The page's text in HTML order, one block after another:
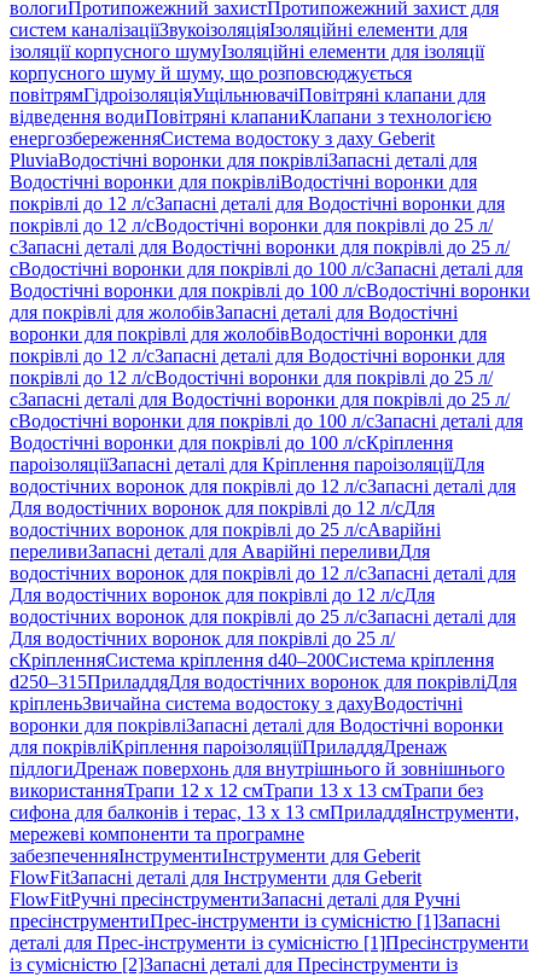
вологиПротипожежний захистПротипожежний захист для
систем каналізаціїЗвукоізоляціяІзоляційні елементи для
ізоляції корпусного шумуІзоляційні елементи для ізоляції
корпусного шуму й шуму, що розповсюджується
повітрямГідроізоляціяУщільнювачіПовітряні клапани для
відведення водиПовітряні клапаниКлапани з технологією
енергозбереженняСистема водостоку з даху Geberit
PluviaВодостічні воронки для покрівліЗапасні деталі для
Водостічні воронки для покрівліВодостічні воронки для
покрівлі до 12 л/сЗапасні деталі для Водостічні воронки для
покрівлі до 12 л/сВодостічні воронки для покрівлі до 25 л/
сЗапасні деталі для Водостічні воронки для покрівлі до 25 л/
сВодостічні воронки для покрівлі до 100 л/сЗапасні деталі для
Водостічні воронки для покрівлі до 100 л/сВодостічні воронки
для покрівлі для жолобівЗапасні деталі для Водостічні
воронки для покрівлі для жолобівВодостічні воронки для
покрівлі до 12 л/сЗапасні деталі для Водостічні воронки для
покрівлі до 12 л/сВодостічні воронки для покрівлі до 25 л/
сЗапасні деталі для Водостічні воронки для покрівлі до 25 л/
сВодостічні воронки для покрівлі до 100 л/сЗапасні деталі для
Водостічні воронки для покрівлі до 100 л/сКріплення
пароізоляціїЗапасні деталі для Кріплення пароізоляціїДля
водостічних воронок для покрівлі до 12 л/сЗапасні деталі для
Для водостічних воронок для покрівлі до 12 л/сДля
водостічних воронок для покрівлі до 25 л/сАварійні
переливиЗапасні деталі для Аварійні переливиДля
водостічних воронок для покрівлі до 12 л/сЗапасні деталі для
Для водостічних воронок для покрівлі до 12 л/сДля
водостічних воронок для покрівлі до 25 л/сЗапасні деталі для
Для водостічних воронок для покрівлі до 25 л/
сКріпленняСистема кріплення d40–200Система кріплення
d250–315ПриладдяДля водостічних воронок для покрівліДля
кріпленьЗвичайна система водостоку з дахуВодостічні
воронки для покрівліЗапасні деталі для Водостічні воронки
для покрівліКріплення пароізоляціїПриладдяДренаж
підлогиДренаж поверхонь для внутрішнього й зовнішнього
використанняТрапи 12 x 12 смТрапи 13 x 13 смТрапи без
сифона для балконів і терас, 13 x 13 смПриладдяІнструменти,
мережеві компоненти та програмне
забезпеченняІнструментиІнструменти для Geberit
FlowFitЗапасні деталі для Інструменти для Geberit
FlowFitРучні пресінструментиЗапасні деталі для Ручні
пресінструментиПрес-інструменти із сумісністю [1]Запасні
деталі для Прес-інструменти із сумісністю [1]Пресінструменти
із сумісністю [2]Запасні деталі для Пресінструменти із